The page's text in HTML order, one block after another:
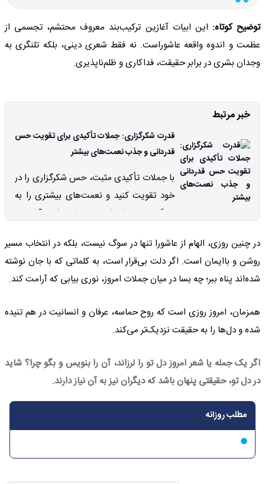
توضیح کوتاه: این ابیات آغازین ترکیب‌بند معروف محتشم، تجسمی از
عظمت و اندوه واقعه عاشوراست. نه فقط شعری دینی، بلکه تلنگری به
وجدان بشری در برابر حقیقت، فداکاری و ظلم‌ناپذیری.
خبر مرتبط
قدرت شکرگزاری: جملات تأکیدی برای تقویت حس
قدردانی و جذب نعمت‌های بیشتر
با جملات تأکیدی مثبت، حس شکرگزاری را در
خود تقویت کنید و نعمت‌های بیشتری را به
زندگی خود جذب کنید. قدردانی، کلید آرامش،
جلا دهید
در چنین روزی، الهام از عاشورا تنها در سوگ نیست، بلکه در انتخاب مسیر
روشن و باایمان است. اگر دلت بی‌قرار است، به کلماتی که با جان نوشته
شده‌اند پناه ببر؛ چه بسا در میان جملات امروز، نوری بیابی که آرامت کند.
همزمان، امروز روزی است که روح حماسه، عرفان و انسانیت در هم تنیده
شده و دل‌ها را به حقیقت نزدیک‌تر می‌کند.
اگر یک جمله یا شعر امروز دل تو را لرزاند، آن را بنویس و بگو چرا؟ شاید
در دل تو، حقیقتی پنهان باشد که دیگران نیز به آن نیاز دارند.
مطلب روزانه